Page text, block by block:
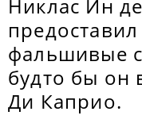
Никлас Ин
фальшивые
будто бы он
Ди Каприо.